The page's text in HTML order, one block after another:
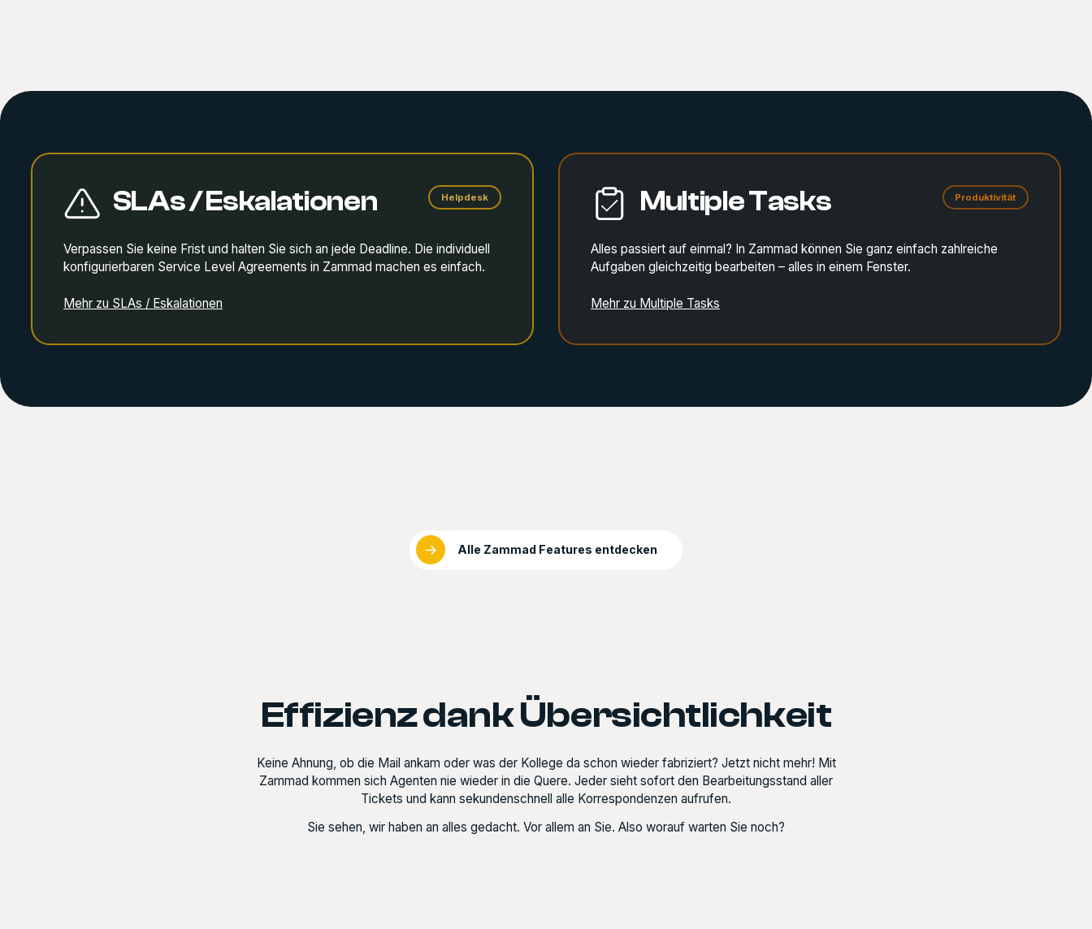
Helpdesk
SLAs / Eskalationen
Verpassen Sie keine Frist und halten Sie sich an jede Deadline. Die individuell
konfigurierbaren Service Level Agreements in Zammad machen es einfach.
Mehr zu SLAs / Eskalationen
Produktivität
Multiple Tasks
Alles passiert auf einmal? In Zammad können Sie ganz einfach zahlreiche
Aufgaben gleichzeitig bearbeiten – alles in einem Fenster.
Mehr zu Multiple Tasks
Alle Zammad Features entdecken
Effizienz dank Übersichtlichkeit
Keine Ahnung, ob die Mail ankam oder was der Kollege da schon wieder fabriziert? Jetzt nicht mehr! Mit
Zammad kommen sich Agenten nie wieder in die Quere. Jeder sieht sofort den Bearbeitungsstand aller
Tickets und kann sekundenschnell alle Korrespondenzen aufrufen.
Sie sehen, wir haben an alles gedacht. Vor allem an Sie. Also worauf warten Sie noch?